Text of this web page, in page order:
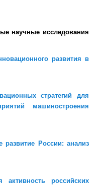
научные исследования
развития в
стратегий для
машиностроения
России: анализ
российских